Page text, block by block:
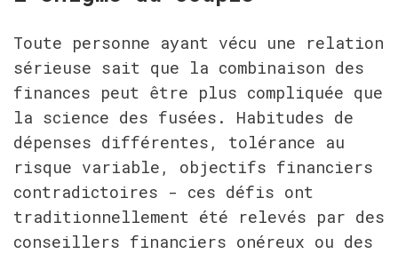
Toute personne ayant vécu une relation
sérieuse sait que la combinaison des
finances peut être plus compliquée que
la science des fusées. Habitudes de
dépenses différentes, tolérance au
risque variable, objectifs financiers
contradictoires - ces défis ont
traditionnellement été relevés par des
conseillers financiers onéreux ou des